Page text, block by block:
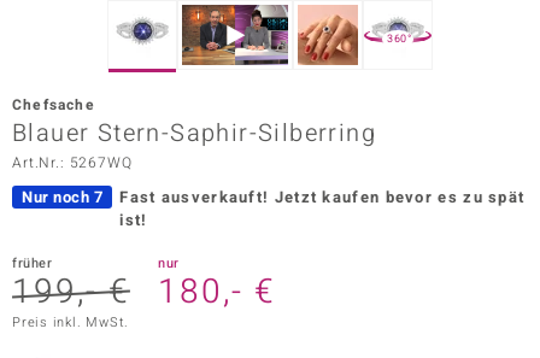
Vogue
360°
Chefsache
Blauer Stern-Saphir-Silberring
Art.Nr.: 5267WQ
Nur noch 7 Fast ausverkauft! Jetzt kaufen bevor es zu spät
ist!
früher
199,- €
nur
180,- €
Preis inkl. MwSt.